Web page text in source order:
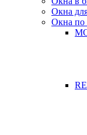
Окна
Окна по